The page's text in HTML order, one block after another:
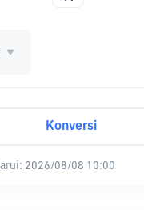
Konversi
2026/08/08 10:00